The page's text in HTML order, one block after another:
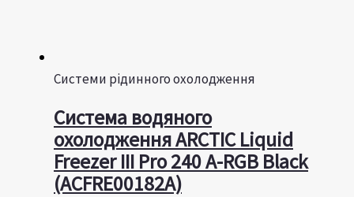
Системи рідинного охолодження
Система водяного
охолодження ARCTIC Liquid
Freezer III Pro 240 A-RGB Black
(ACFRE00182A)